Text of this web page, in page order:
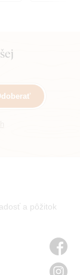
a pôžitok